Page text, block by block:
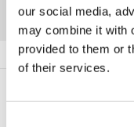
our social media,
may combine it with
provided to them or
of their services.